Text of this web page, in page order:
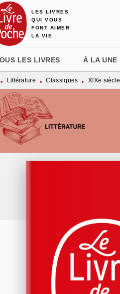
RECHERCHE
LES LIVRES
QUI VOUS
FONT AIMER
LA VIE
LES LIVRES À LA UNE
• Littérature • Classiques • XIXe siècle